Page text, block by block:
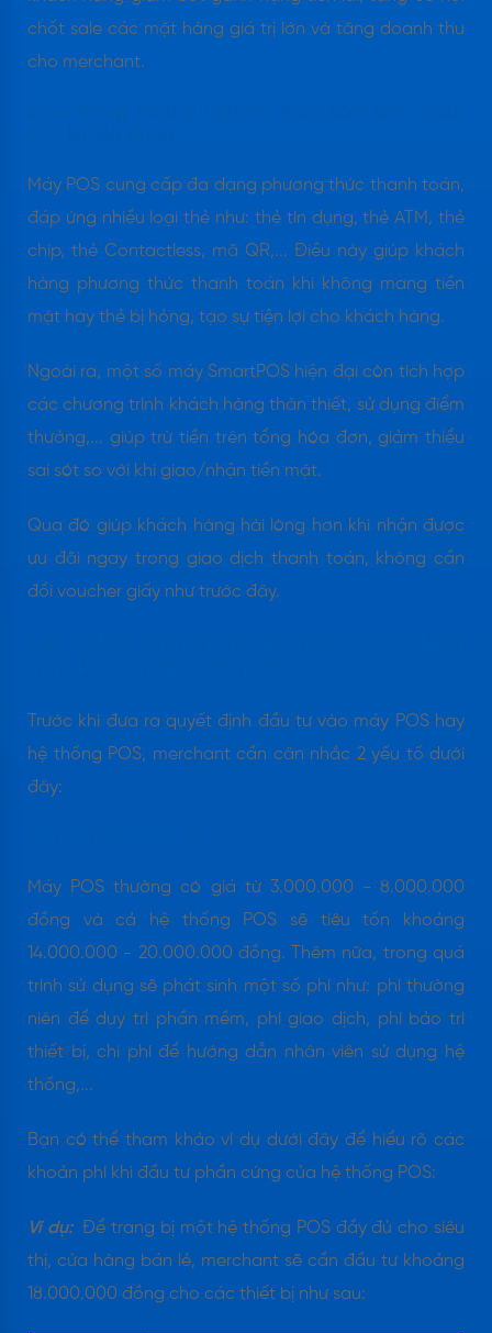
chốt sale các mặt hàng giá trị lớn và tăng doanh thu
cho merchant.
Máy POS cung cấp đa dạng phương thức thanh toán,
đáp ứng nhiều loại thẻ như: thẻ tín dụng, thẻ ATM, thẻ
chip, thẻ Contactless, mã QR,... Điều này giúp khách
hàng phương thức thanh toán khi không mang tiền
mặt hay thẻ bị hỏng, tạo sự tiện lợi cho khách hàng.
Ngoài ra, một số máy SmartPOS hiện đại còn tích hợp
các chương trình khách hàng thân thiết, sử dụng điểm
thưởng,... giúp trừ tiền trên tổng hóa đơn, giảm thiểu
sai sót so với khi giao/nhận tiền mặt.
Qua đó giúp khách hàng hài lòng hơn khi nhận được
ưu đãi ngay trong giao dịch thanh toán, không cần
đổi voucher giấy như trước đây.
Trước khi đưa ra quyết định đầu tư vào máy POS hay
hệ thống POS, merchant cần cân nhắc 2 yếu tố dưới
đây:
Máy POS thường có giá từ 3.000.000 - 8.000.000
đồng và cả hệ thống POS sẽ tiêu tốn khoảng
14.000.000 - 20.000.000 đồng. Thêm nữa, trong quá
trình sử dụng sẽ phát sinh một số phí như: phí thường
niên để duy trì phần mềm, phí giao dịch, phí bảo trì
thiết bị, chi phí để hướng dẫn nhân viên sử dụng hệ
thống,...
Bạn có thể tham khảo ví dụ dưới đây để hiểu rõ các
khoản phí khi đầu tư phần cứng của hệ thống POS:
Ví dụ: Để trang bị một hệ thống POS đầy đủ cho siêu
thị, cửa hàng bán lẻ, merchant sẽ cần đầu tư khoảng
18.000.000 đồng cho các thiết bị như sau: